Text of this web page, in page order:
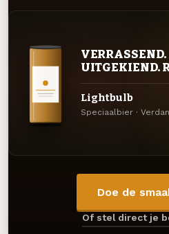
VERRASSEND.
UITGEKIEND.
Lightbulb
Speciaalbier ·
Doe de
Of stel direct je